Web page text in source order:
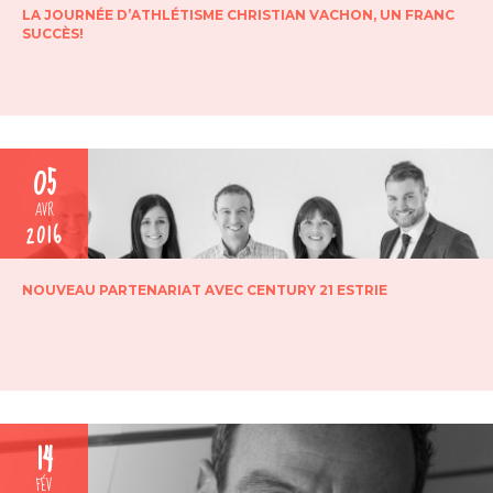
LA JOURNÉE D’ATHLÉTISME CHRISTIAN VACHON, UN FRANC
SUCCÈS!
05
AVR
2016
NOUVEAU PARTENARIAT AVEC CENTURY 21 ESTRIE
14
FÉV